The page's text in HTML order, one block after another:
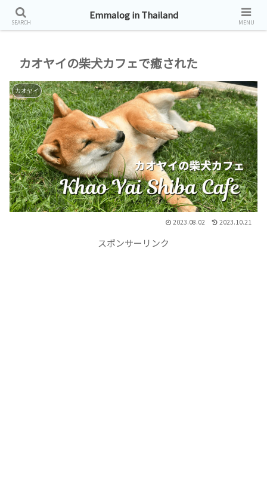
タイ帯同生活お届けしています。
カオヤイの柴犬カフェで癒された
カオヤイ
2023.08.02 2023.10.21
スポンサーリンク
SEARCH
Emmalog in Thailand
MENU